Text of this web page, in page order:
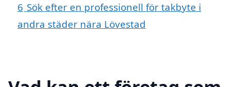
6 Sök efter en professionell för takbyte i
andra städer nära Lövestad